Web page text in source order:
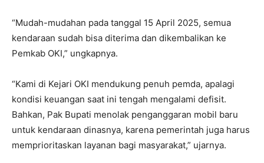
“Mudah-mudahan pada tanggal 15 April 2025, semua
kendaraan sudah bisa diterima dan dikembalikan ke
Pemkab OKI,” ungkapnya.
“Kami di Kejari OKI mendukung penuh pemda, apalagi
kondisi keuangan saat ini tengah mengalami defisit.
Bahkan, Pak Bupati menolak penganggaran mobil baru
untuk kendaraan dinasnya, karena pemerintah juga harus
memprioritaskan layanan bagi masyarakat,” ujarnya.